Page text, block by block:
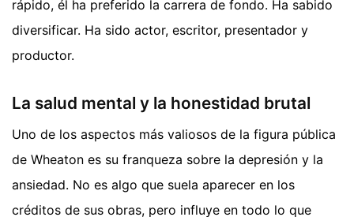
rápido, él ha preferido la carrera de fondo. Ha sabido
diversificar. Ha sido actor, escritor, presentador y
productor.
La salud mental y la honestidad brutal
Uno de los aspectos más valiosos de la figura pública
de Wheaton es su franqueza sobre la depresión y la
ansiedad. No es algo que suela aparecer en los
créditos de sus obras, pero influye en todo lo que